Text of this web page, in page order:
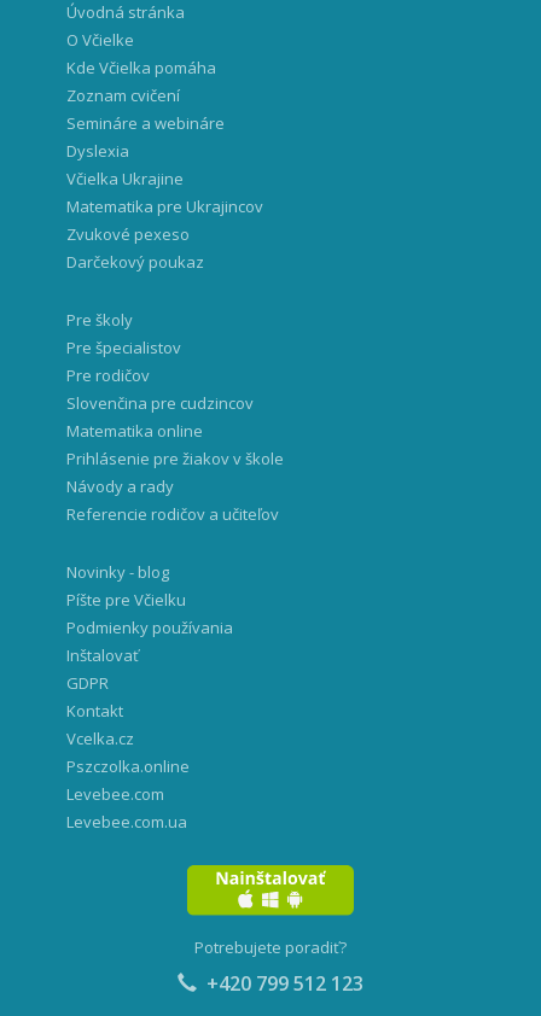
Úvodná stránka
O Včielke
Kde Včielka pomáha
Zoznam cvičení
Semináre a webináre
Dyslexia
Včielka Ukrajine
Matematika pre Ukrajincov
Zvukové pexeso
Darčekový poukaz
Pre školy
Pre špecialistov
Pre rodičov
Slovenčina pre cudzincov
Matematika online
Prihlásenie pre žiakov v škole
Návody a rady
Referencie rodičov a učiteľov
Novinky - blog
Píšte pre Včielku
Podmienky používania
Inštalovať
GDPR
Kontakt
Vcelka.cz
Pszczolka.online
Levebee.com
Levebee.com.ua
Potrebujete poradiť?
+420 799 512 123